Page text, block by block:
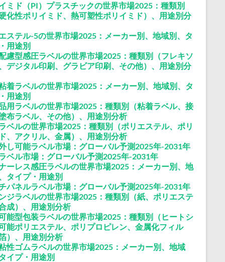
ミド（PI）プラスチックの世界市場2025：種類別
化性ポリイミド、熱可塑性ポリイミド）、用途別分
ステル-5の世界市場2025：メーカー別、地域別、タ
用途別
慮型感圧ラベルの世界市場2025：種類別（フレキソ
デジタル印刷、グラビア印刷、その他）、用途別分
着ラベルの世界市場2025：メーカー別、地域別、タ
用途別
用ラベルの世界市場2025：種類別（粘着ラベル、接
布ラベル、その他）、用途別分析
ベルの世界市場2025：種類別（ポリエステル、ポリ
、アクリル、金属）、用途別分析
し可能ラベル市場：グローバル予測2025年-2031年
ベル市場：グローバル予測2025年-2031年
ーレス感圧ラベルの世界市場2025：メーカー別、地
タイプ・用途別
パネルラベル市場：グローバル予測2025年-2031年
ジラベルの世界市場2025：種類別（紙、ポリエステ
成）、用途別分析
能型包装ラベルの世界市場2025：種類別（ヒートシ
能ポリエステル、ポリプロピレン、金属化フィル
）、用途別分析
性ゴムラベルの世界市場2025：メーカー別、地域
イプ・用途別